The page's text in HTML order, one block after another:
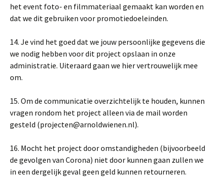
het event foto- en filmmateriaal gemaakt kan worden en
dat we dit gebruiken voor promotiedoeleinden.
14. Je vind het goed dat we jouw persoonlijke gegevens die
we nodig hebben voor dit project opslaan in onze
administratie. Uiteraard gaan we hier vertrouwelijk mee
om.
15. Om de communicatie overzichtelijk te houden, kunnen
vragen rondom het project alleen via de mail worden
gesteld (projecten@arnoldwienen.nl).
16. Mocht het project door omstandigheden (bijvoorbeeld
de gevolgen van Corona) niet door kunnen gaan zullen we
in een dergelijk geval geen geld kunnen retourneren.